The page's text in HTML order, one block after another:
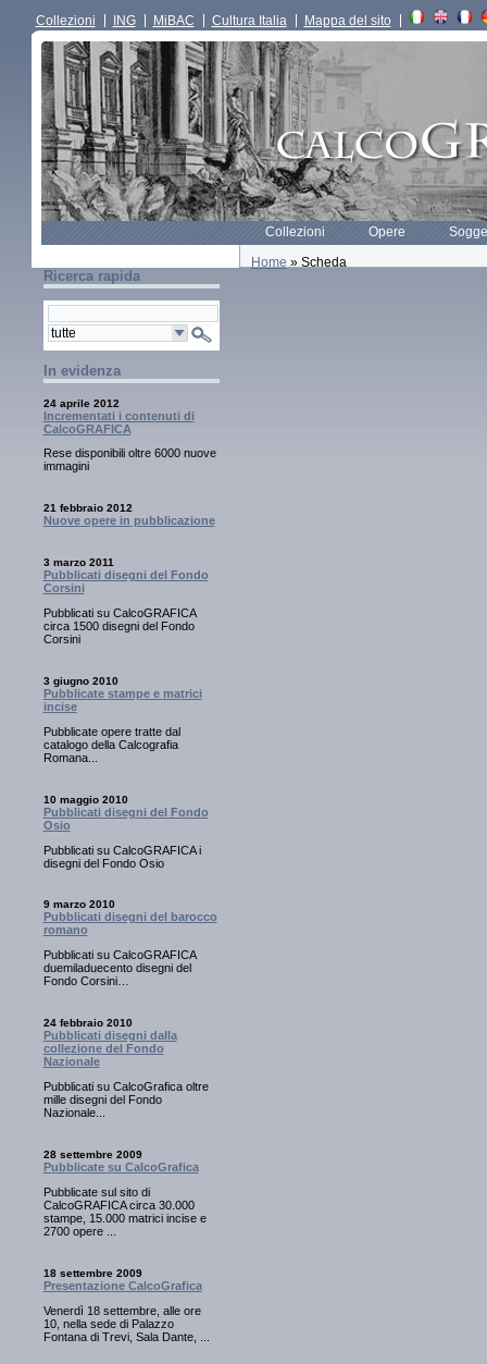
Collezioni ING MiBAC Cultura Italia Mappa del sito
Collezioni Opere
Ricerca rapida
In evidenza
24 aprile 2012
Incrementati i contenuti di
CalcoGRAFICA
Rese disponibili oltre 6000 nuove
immagini
21 febbraio 2012
Nuove opere in pubblicazione
3 marzo 2011
Pubblicati disegni del Fondo
Corsini
Pubblicati su CalcoGRAFICA
circa 1500 disegni del Fondo
Corsini
3 giugno 2010
Pubblicate stampe e matrici
incise
Pubblicate opere tratte dal
catalogo della Calcografia
Romana...
10 maggio 2010
Pubblicati disegni del Fondo
Osio
Pubblicati su CalcoGRAFICA i
disegni del Fondo Osio
9 marzo 2010
Pubblicati disegni del barocco
romano
Pubblicati su CalcoGRAFICA
duemiladuecento disegni del
Fondo Corsini…
24 febbraio 2010
Pubblicati disegni dalla
collezione del Fondo
Nazionale
Pubblicati su CalcoGrafica oltre
mille disegni del Fondo
Nazionale...
28 settembre 2009
Pubblicate su CalcoGrafica
Pubblicate sul sito di
CalcoGRAFICA circa 30.000
stampe, 15.000 matrici incise e
2700 opere ...
18 settembre 2009
Presentazione CalcoGrafica
Venerdì 18 settembre, alle ore
10, nella sede di Palazzo
Fontana di Trevi, Sala Dante, ...
Home » Scheda